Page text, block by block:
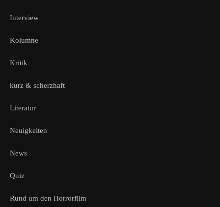
Interview
Kolumne
Kritik
kurz & scherzhaft
Literatur
Neuigkeiten
News
Quiz
Rund um den Horrorfilm